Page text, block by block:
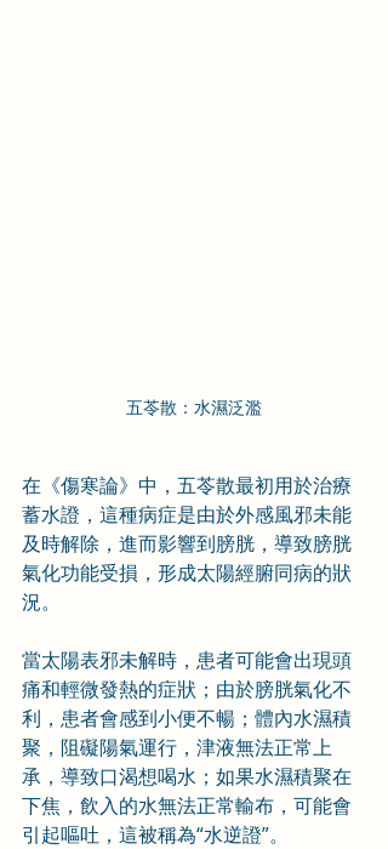
五苓散：水濕泛濫
在《傷寒論》中，五苓散最初用於治療
蓄水證，這種病症是由於外感風邪未能
及時解除，進而影響到膀胱，導致膀胱
氣化功能受損，形成太陽經腑同病的狀
況。
當太陽表邪未解時，患者可能會出現頭
痛和輕微發熱的症狀；由於膀胱氣化不
利，患者會感到小便不暢；體內水濕積
聚，阻礙陽氣運行，津液無法正常上
承，導致口渴想喝水；如果水濕積聚在
下焦，飲入的水無法正常輸布，可能會
引起嘔吐，這被稱為“水逆證”。